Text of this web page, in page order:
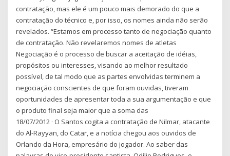
contratação, mas ele é um pouco mais demorado do que a
contratação do técnico e, por isso, os nomes ainda não serão
revelados. “Estamos em processo tanto de negociação quanto
de contratação. Não revelaremos nomes de atletas
Negociação é o processo de buscar a aceitação de idéias,
propósitos ou interesses, visando ao melhor resultado
possível, de tal modo que as partes envolvidas terminem a
negociação conscientes de que foram ouvidas, tiveram
oportunidades de apresentar toda a sua argumentação e que
o produto final seja maior que a soma das
18/07/2012 · O Santos cogita a contratação de Nilmar, atacante
do Al-Rayyan, do Catar, e a notícia chegou aos ouvidos de
Orlando da Hora, empresário do jogador. Ao saber das